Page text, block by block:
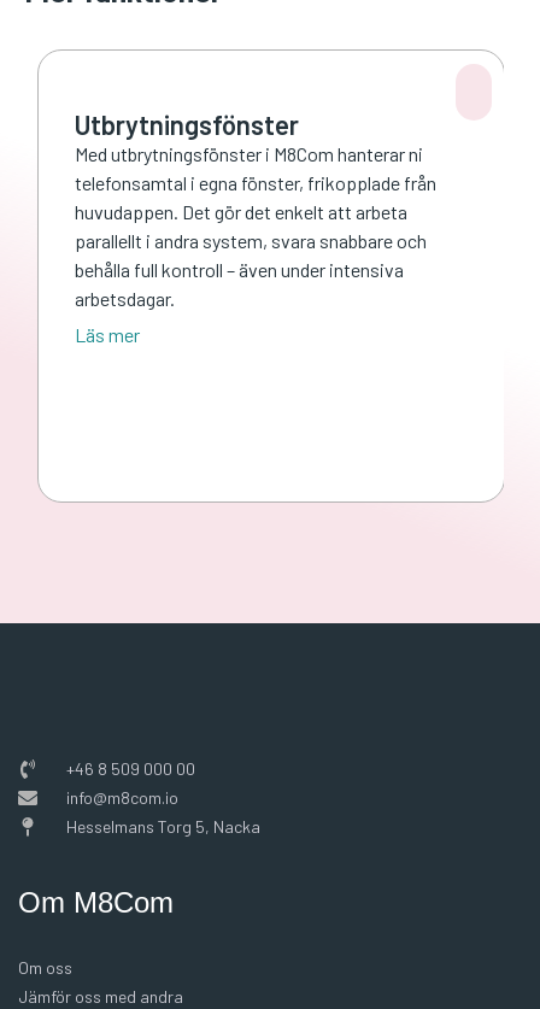
Utbrytningsfönster
Med utbrytningsfönster i M8Com hanterar ni
telefonsamtal i egna fönster, frikopplade från
huvudappen. Det gör det enkelt att arbeta
parallellt i andra system, svara snabbare och
behålla full kontroll – även under intensiva
arbetsdagar.
Läs mer
+46 8 509 000 00
info@m8com.io
Hesselmans Torg 5, Nacka
Om M8Com
Om oss
Jämför oss med andra